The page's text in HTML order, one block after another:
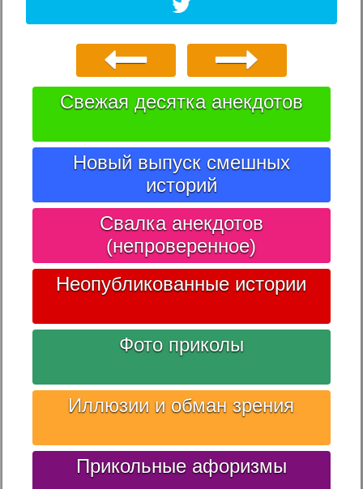
Свежая десятка анекдотов
Новый выпуск смешных
историй
Свалка анекдотов
(непроверенное)
Неопубликованные истории
Фото приколы
Иллюзии и обман зрения
Прикольные афоризмы